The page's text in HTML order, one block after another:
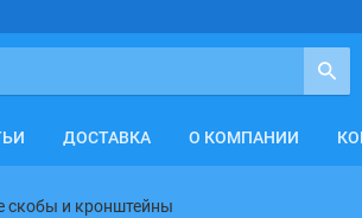
ДОСТАВКА О КОМПАНИИ
и кронштейны